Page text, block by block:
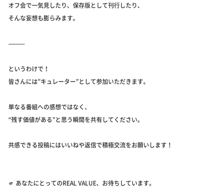
オフ会で一気見したり、保存版として刊行したり、
そんな妄想も膨らみます。
⸻
というわけで！
皆さんには”キュレーター”として参加いただきます。
単なる番組への感想ではなく、
“残す価値がある”と思う瞬間を共有してください。
共感できる投稿にはいいねや返信で積極交流をお願いします！
🫵 あなたにとってのREAL VALUE、お待ちしています。